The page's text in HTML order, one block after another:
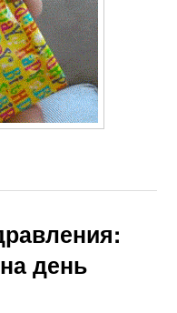
день